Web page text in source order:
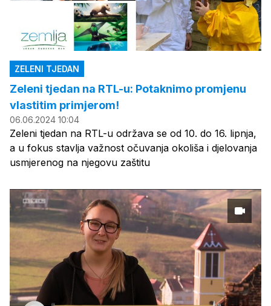
ZELENI TJEDAN
Zeleni tjedan na RTL-u: Potaknimo promjenu
vlastitim primjerom!
06.06.2024 10:04
Zeleni tjedan na RTL-u održava se od 10. do 16. lipnja,
a u fokus stavlja važnost očuvanja okoliša i djelovanja
usmjerenog na njegovu zaštitu